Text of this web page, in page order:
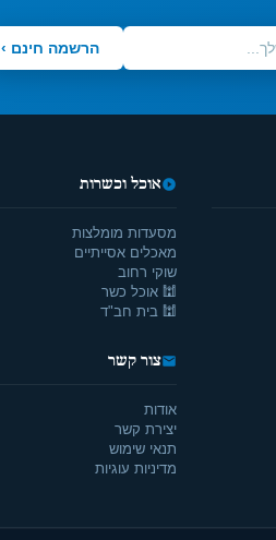
הרשמה חינם ›
אוכל וכשרות
מסעדות מומלצות
מאכלים אסייתיים
שוקי רחוב
🕍 אוכל כשר
🕍 בית חב"ד
צור קשר
אודות
יצירת קשר
תנאי שימוש
מדיניות עוגיות